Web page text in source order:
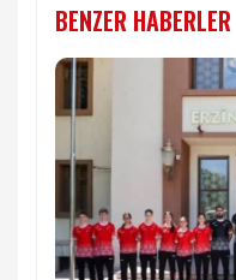
BENZER HABERLER